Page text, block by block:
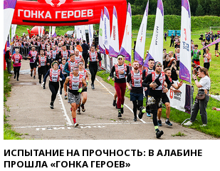
ИСПЫТАНИЕ НА ПРОЧНОСТЬ: В АЛАБИНЕ
ПРОШЛА «ГОНКА ГЕРОЕВ»